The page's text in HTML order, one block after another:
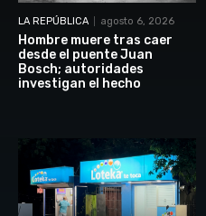
LA REPÚBLICA agosto 6, 2026
Hombre muere tras caer
desde el puente Juan
Bosch; autoridades
investigan el hecho